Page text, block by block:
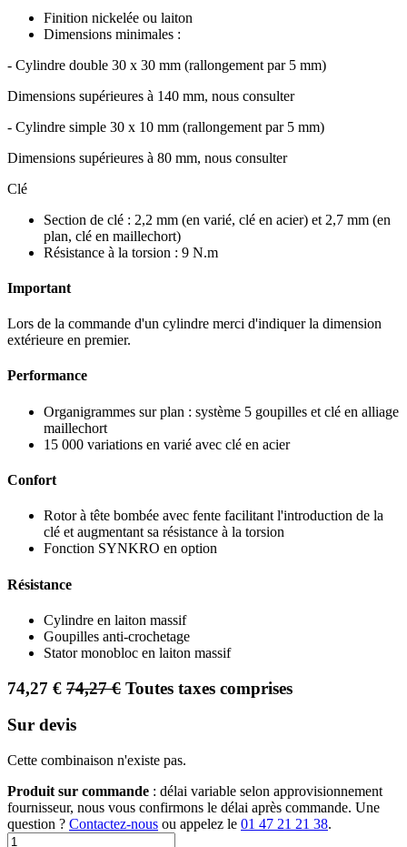
Finition nickelée ou laiton
Dimensions minimales :
- Cylindre double 30 x 30 mm (rallongement par 5 mm)
Dimensions supérieures à 140 mm, nous consulter
- Cylindre simple 30 x 10 mm (rallongement par 5 mm)
Dimensions supérieures à 80 mm, nous consulter
Clé
Section de clé : 2,2 mm (en varié, clé en acier) et 2,7 mm (en
plan, clé en maillechort)
Résistance à la torsion : 9 N.m
Important
Lors de la commande d'un cylindre merci d'indiquer la dimension
extérieure en premier.
Performance
Organigrammes sur plan : système 5 goupilles et clé en alliage
maillechort
15 000 variations en varié avec clé en acier
Confort
Rotor à tête bombée avec fente facilitant l'introduction de la
clé et augmentant sa résistance à la torsion
Fonction SYNKRO en option
Résistance
Cylindre en laiton massif
Goupilles anti-crochetage
Stator monobloc en laiton massif
74,27 € 74,27€ Toutes taxes comprises
Sur devis
Cette combinaison n'existe pas.
Produit sur commande : délai variable selon approvisionnement
fournisseur, nous vous confirmons le délai après commande. Une
question ? Contactez-nous ou appelez le 01 47 21 21 38.